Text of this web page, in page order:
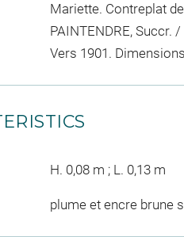
Mariette. Contreplat
PAINTENDRE, Succr.
Vers 1901.
H. 0,08 m ; L. 0,13 m
plume et encre brune